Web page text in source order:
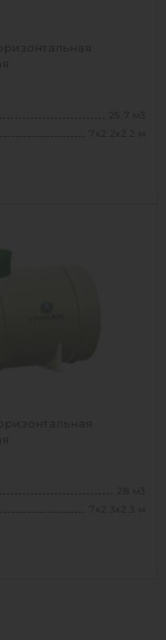
25.7 м3
7х2.2х2.2 м
28 м3
7х2.3х2.3 м